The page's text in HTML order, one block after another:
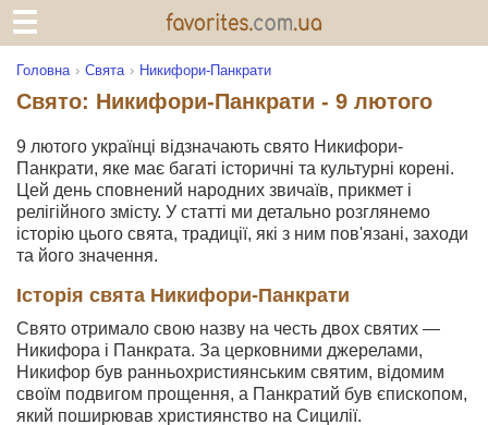
Головна Свята Никифори-Панкрати
Свято: Никифори-Панкрати - 9 лютого
9 лютого українці відзначають свято Никифори-
Панкрати, яке має багаті історичні та культурні корені.
Цей день сповнений народних звичаїв, прикмет і
релігійного змісту. У статті ми детально розглянемо
історію цього свята, традиції, які з ним пов'язані, заходи
та його значення.
Історія свята Никифори-Панкрати
Свято отримало свою назву на честь двох святих —
Никифора і Панкрата. За церковними джерелами,
Никифор був ранньохристиянським святим, відомим
своїм подвигом прощення, а Панкратий був єпископом,
який поширював християнство на Сицилії.